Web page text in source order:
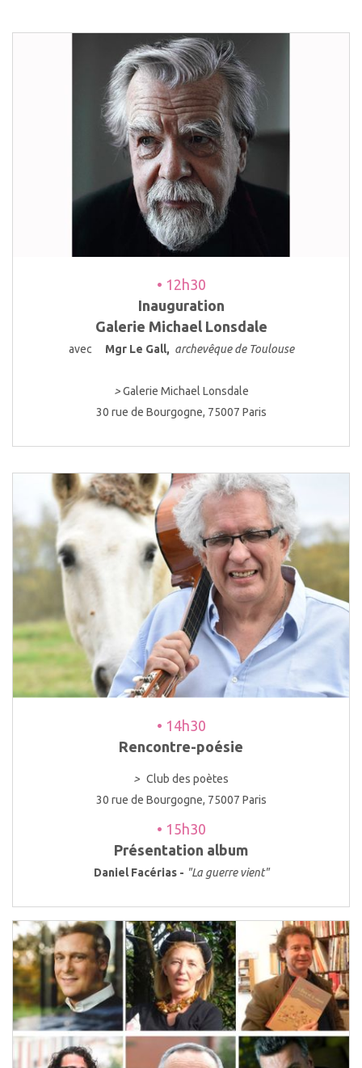
• 12h30
Inauguration
Galerie Michael Lonsdale
avec Mgr Le Gall, archevêque de Toulouse
>Galerie Michael Lonsdale
30 rue de Bourgogne, 75007 Paris
• 14h30
Rencontre-poésie
> Club des poètes
30 rue de Bourgogne, 75007 Paris
• 15h30
Présentation album
Daniel Facérias - "La guerre vient"